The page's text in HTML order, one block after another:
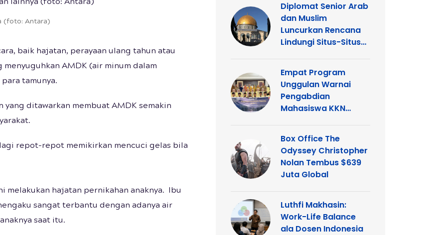
(foto: Antara)
baik hajatan, perayaan ulang tahun atau
AMDK (air minum dalam
tamunya.
ditawarkan membuat AMDK semakin
repot-repot memikirkan mencuci gelas bila
melakukan hajatan pernikahan anaknya. Ibu
sangat terbantu dengan adanya air
saat itu.
Diplomat Senior Arab
dan Muslim
Luncurkan Rencana
Lindungi Situs-Situs
Yerusalem
Empat Program
Unggulan Warnai
Pengabdian
Mahasiswa KKN
Kelurahan Ganting
Box Office The
Odyssey Christopher
Nolan Tembus $639
Juta Global
Luthfi Makhasin:
Work-Life Balance
ala Dosen Indonesia